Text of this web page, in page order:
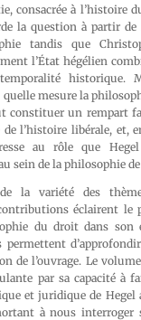
consacrée à l’histoire
la question à partir de
tandis que
l’État hégélien
historique.
mesure la
constituer un rempart
l’histoire libérale, et,
au rôle que
sein de la philosophie
la variété des
éclairent le
du droit dans son
permettent
de l’ouvrage. Le
par sa capacité à
et juridique de Hegel
à nous interroger